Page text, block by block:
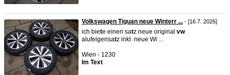
Volkswagen Tiguan neue Winterr ... - [16.7. 2026]
ich biete einen satz neue original vw
alufelgensatz inkl. neue Wi ...
Wien - 1230
Im Text